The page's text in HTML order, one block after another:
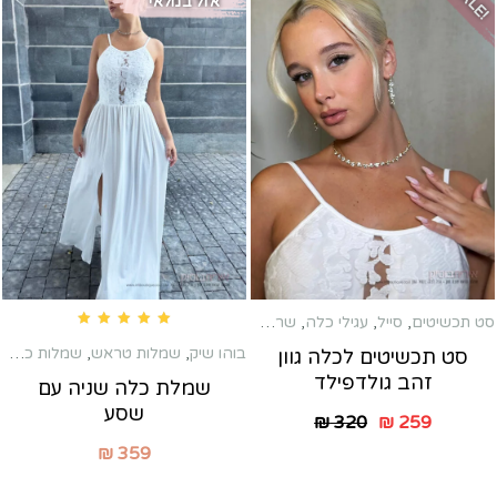
סט תכשיטים, סייל, עגילי כלה, שרשראות תכשיטי כלה
סט תכשיטים לכלה גוון
זהב גולדפילד
₪320 ₪259
בוהו שיק, שמלות טראש, שמלות כלה שניה
שמלת כלה שניה עם
שסע
₪ 359